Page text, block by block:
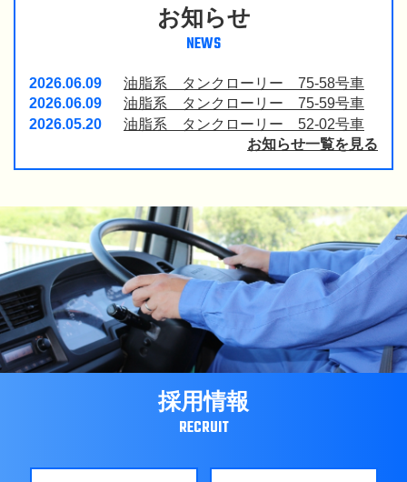
お知らせ
NEWS
2026.06.09
油脂系 タンクローリー 75-58号車
2026.06.09
油脂系 タンクローリー 75-59号車
2026.05.20
油脂系 タンクローリー 52-02号車
お知らせ一覧を見る
採用情報
RECRUIT